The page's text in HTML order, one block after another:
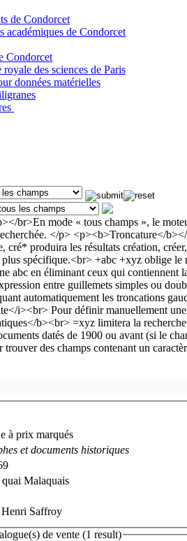
de Condorcet
académiques de Condorcet
Condorcet
des sciences de Paris
données matérielles
à prix marqués
et documents historiques
Malaquais
Saffroy
de vente (1 result)